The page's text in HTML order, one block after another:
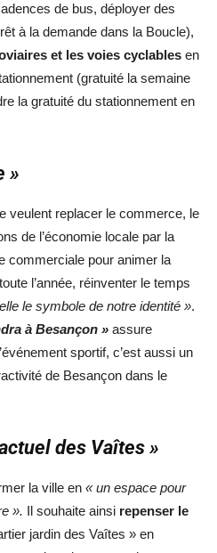
de bus, déployer des
à la demande dans la Boucle),
et les voies cyclables en
(gratuité la semaine
la gratuité du stationnement en
»
veulent replacer le commerce, le
de l’économie locale par la
commerciale pour animer la
l’année, réinventer le temps
le symbole de notre identité ».
à Besançon » assure
sportif, c’est aussi un
de Besançon dans le
des Vaîtes »
la ville en « un espace pour
». Il souhaite ainsi repenser le
jardin des Vaîtes » en